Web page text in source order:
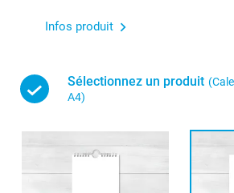
Infos produit
Sélectionnez un produit
A4)